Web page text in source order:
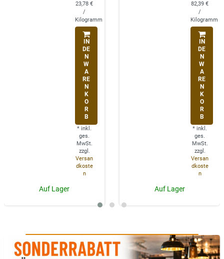
23,78 €
/
Kilogramm
IN
DE
N
W
A
RE
N
K
O
R
B
* inkl.
ges.
MwSt.
zzgl.
Versan
dkoste
n
Auf Lager
82,39 €
/
Kilogramm
IN
DE
N
W
A
RE
N
K
O
R
B
* inkl.
ges.
MwSt.
zzgl.
Versan
dkoste
n
Auf Lager